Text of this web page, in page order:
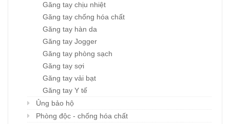
Găng tay chịu nhiệt
Găng tay chống hóa chất
Găng tay hàn da
Găng tay Jogger
Găng tay phòng sạch
Găng tay sợi
Găng tay vải bạt
Găng tay Y tế
Ủng bảo hộ
Phòng độc - chống hóa chất